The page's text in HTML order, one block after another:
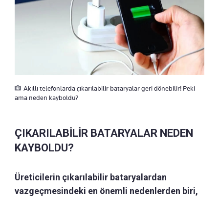
Akıllı telefonlarda çıkarılabilir bataryalar geri dönebilir! Peki
ama neden kayboldu?
ÇIKARILABİLİR BATARYALAR NEDEN
KAYBOLDU?
Üreticilerin çıkarılabilir bataryalardan
vazgeçmesindeki en önemli nedenlerden biri,